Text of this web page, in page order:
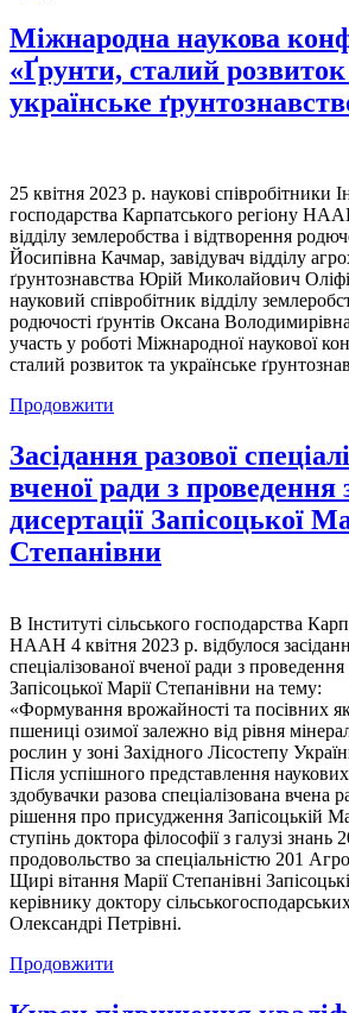
Міжнародна наукова
«Ґрунти, сталий
українське
25 квітня 2023 р. наукові співробітники
господарства Карпатського регіону
відділу землеробства і відтворення
Йосипівна Качмар, завідувач відділу
ґрунтознавства Юрій Миколайович
науковий співробітник відділу
родючості ґрунтів Оксана
участь у роботі Міжнародної наукової
сталий розвиток та українське
Продовжити
Засідання разової
вченої ради з проведення
дисертації Запісоцької
Степанівни
В Інституті сільського господарства
НААН 4 квітня 2023 р. відбулося
спеціалізованої вченої ради з проведення
Запісоцької Марії Степанівни на тему:
«Формування врожайності та посівних
пшениці озимої залежно від рівня
рослин у зоні Західного Лісостепу
Після успішного представлення наукових
здобувачки разова спеціалізована вчена
рішення про присудження Запісоцькій
ступінь доктора філософії з галузі знань
продовольство за спеціальністю 201
Щирі вітання Марії Степанівні
керівнику доктору
Олександрі Петрівні.
Продовжити